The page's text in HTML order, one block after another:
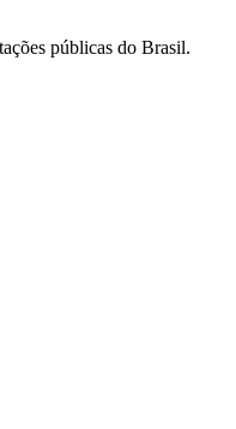
públicas do Brasil.